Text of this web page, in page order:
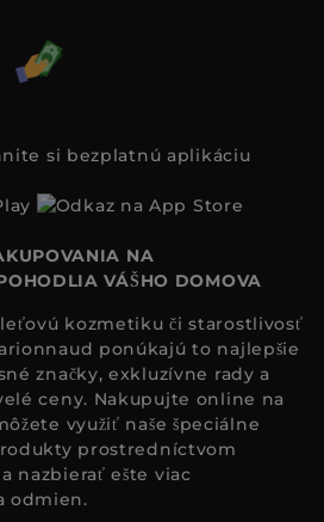
si bezplatnú aplikáciu
NA
VÁŠHO DOMOVA
kozmetiku či starostlivosť
ponúkajú to najlepšie
značky, exkluzívne rady a
ceny. Nakupujte online na
využiť naše špeciálne
prostredníctvom
nazbierať ešte viac
odmien.